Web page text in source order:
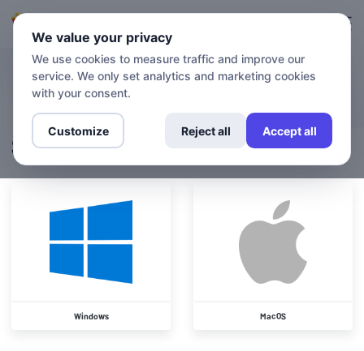
Guías de configuración
Sistemas operativos
Windows MacOS
We value your privacy
We use cookies to measure traffic and improve our
service. We only set analytics and marketing cookies
with your consent.
Customize Reject all Accept all